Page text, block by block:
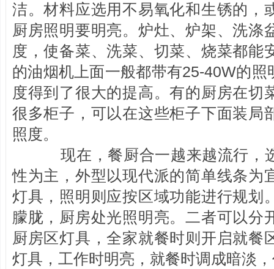
洁。材料应选用不易氧化和生锈的，
厨房照明要明亮。炉灶、炉架、洗涤
度，使备菜、洗菜、切菜、烧菜都能
的油烟机上面一般都带有25-40W的
度得到了很大的提高。有的厨房在切
很多柜子，可以在这些柜子下面装局
照度。
现在，餐厨合一越来越流行，
性为主，外型以现代派的简单线条为
灯具，照明则应按区域功能进行规划
朦胧，厨房处光照明亮。二者可以分
厨房区灯具，全家就餐时则开启就餐
灯具，工作时明亮，就餐时调成暗淡